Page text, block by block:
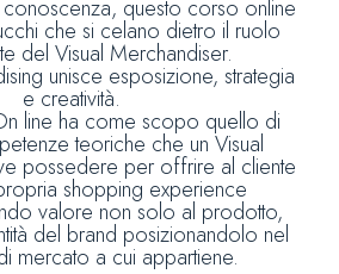
questo corso online
che si celano dietro il ruolo
del Visual Merchandiser.
unisce esposizione, strategia
e creatività.
line ha come scopo quello di
teoriche che un Visual
possedere per offrire al cliente
shopping experience
valore non solo al prodotto,
del brand posizionandolo nel
mercato a cui appartiene.